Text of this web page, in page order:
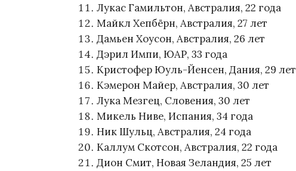
Лукас Гамильтон, Австралия, 22 года
Майкл Хепбёрн, Австралия, 27 лет
Дамьен Хоусон, Австралия, 26 лет
Дэрил Импи, ЮАР, 33 года
Кристофер Юуль-Йенсен, Дания, 29 лет
Кэмерон Майер, Австралия, 30 лет
Лука Мезгец, Словения, 30 лет
Микель Ниве, Испания, 34 года
Ник Шульц, Австралия, 24 года
Каллум Скотсон, Австралия, 22 года
Дион Смит, Новая Зеландия, 25 лет